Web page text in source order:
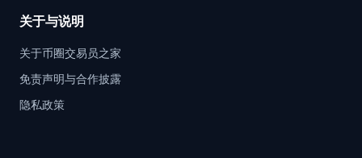
关于与说明
关于币圈交易员之家
免责声明与合作披露
隐私政策